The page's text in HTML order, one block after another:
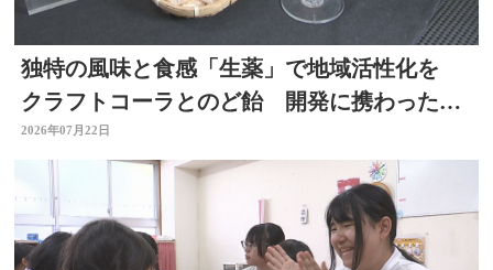
独特の風味と食感「生薬」で地域活性化を
クラフトコーラとのど飴 開発に携わった薬
剤師の思いは 大分
2026年07月22日